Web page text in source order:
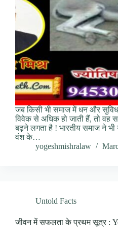
जब किसी भी समाज में धन और
विवेक से अधिक हो जाती हैं, तो वह
बढ़ने लगता है ! भारतीय समाज ने भी
वंश के…
yogeshmishralaw
Untold Facts
जीवन में सफलता के प्रथम सूत्र :